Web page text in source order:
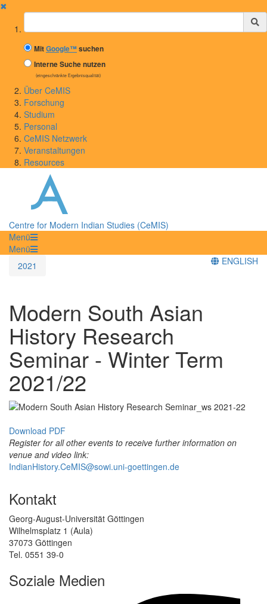
✖
Suchbegriff
MitGoogle™suchen
Interne Suche nutzen
(eingeschränkte Ergebnisqualität)
Über CeMIS
Forschung
Studium
Personal
CeMIS Netzwerk
Veranstaltungen
Resources
Centre for Modern Indian Studies (CeMIS)
Menü
Menü
2021
ENGLISH
Modern South Asian
History Research
Seminar - Winter Term
2021/22
Download PDF
Register for all other events to receive further information on
venue and video link:
IndianHistory.CeMIS@sowi.uni-goettingen.de
Kontakt
Georg-August-Universität Göttingen
Wilhelmsplatz 1 (Aula)
37073 Göttingen
Tel. 0551 39-0
Soziale Medien